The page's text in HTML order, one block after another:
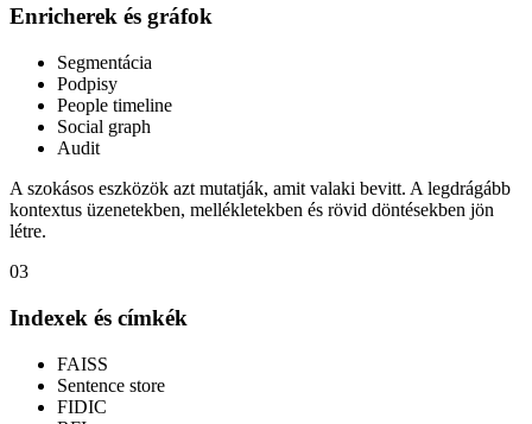
Enricherek és gráfok
Segmentácia
Podpisy
People timeline
Social graph
Audit
A szokásos eszközök azt mutatják, amit valaki bevitt. A legdrágább
kontextus üzenetekben, mellékletekben és rövid döntésekben jön
létre.
03
Indexek és címkék
FAISS
Sentence store
FIDIC